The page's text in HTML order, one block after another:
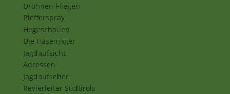
Drohnen Fliegen
Pfefferspray
Hegeschauen
Die Hasenjäger
Jagdaufsicht
Adressen
Jagdaufseher
Revierleiter Südtirols